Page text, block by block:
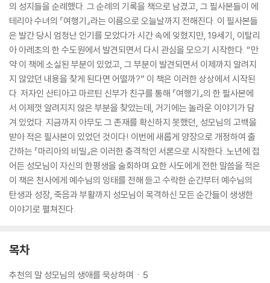
의 성지들을 순례했다. 그 순례의 기록을 책으로 남겼고, 그 필사본들이 에
테리아 수녀의 『여행기』라는 이름으로 오늘날까지 전해진다. 이 필사본들
은 발간 당시 엄청난 인기를 모았다가 시간 속에 잊혔지만, 19세기, 이탈리
아 아레초의 한 수도원에서 발견되면서 다시 관심을 모으기 시작한다. “만
약 이 책에 소실된 부분이 있었고, 그 부분이 발견되면서 이제까지 알려지
지 않았던 내용을 찾게 된다면 어떨까?” 이 책은 이러한 상상에서 시작된
다. 저자인 산티아고 마르틴 신부가 친구를 통해 『여행기』의 한 필사본에
서 이제껏 알려지지 않은 부분을 찾았는데, 거기에는 놀라운 이야기가 담
겨 있었다. 지금까지 아무도 그 존재를 확신하지 못했던, 성모님의 고백을
받아 적은 필사본이 있었던 것이다! 이번에 새롭게 양장으로 개정하여 출
간하는 『마리아의 비밀』은 이러한 충격적인 서론으로 시작한다. 노년에 접
어든 성모님이 자신의 한평생을 술회하며 요한 사도에게 전한 말씀을 적은
이 책은 천사에게 예수님의 잉태를 전해 듣고 수락한 순간부터 예수님의
탄생과 성장, 죽음과 부활까지 성모님이 목격하신 모든 순간들이 생생한
이야기로 펼쳐진다.
목차
추천의 말 성모님의 생애를 묵상하며ㆍ5